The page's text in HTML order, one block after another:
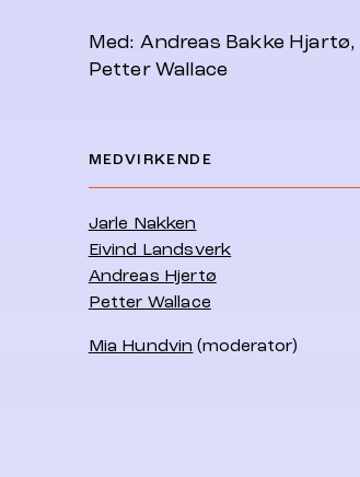
Med: Andreas Bakke
Petter Wallace
MEDVIRKENDE
Jarle Nakken
Eivind Landsverk
Andreas Hjertø
Petter Wallace
Mia Hundvin (moderator)